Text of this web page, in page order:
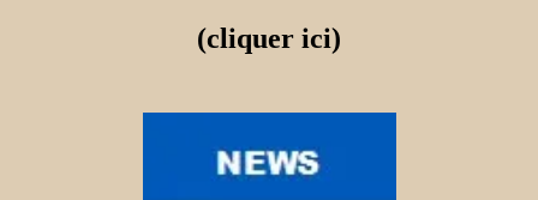
(cliquer ici)